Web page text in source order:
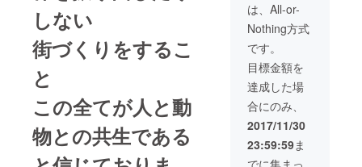
しない
街づくりをするこ
と
この全てが人と動
物との共生である
2021年11月
現在
35匹の保護
犬と20匹の
保護猫を 管
理、見守
り、里親探
しをして お
は、All-or-
Nothing方式
です。
目標金額を
達成した場
合にのみ、
2017/11/30
23:59:59ま